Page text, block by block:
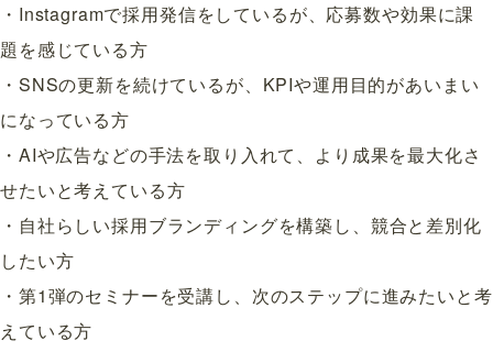
・Instagramで採用発信をしているが、応募数や効果に課
題を感じている方
・SNSの更新を続けているが、KPIや運用目的があいまい
になっている方
・AIや広告などの手法を取り入れて、より成果を最大化さ
せたいと考えている方
・自社らしい採用ブランディングを構築し、競合と差別化
したい方
・第1弾のセミナーを受講し、次のステップに進みたいと考
えている方